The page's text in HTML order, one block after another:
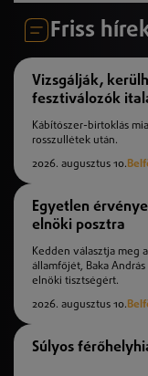
Friss
Vizsgálják,
fesztiválozók
Kábítószer-birtoklás
rosszullétek után.
2026. augusztus 10.
Egyetlen
elnöki posztra
Kedden választja meg
államfőjét, Baka
elnöki tisztségért.
2026. augusztus 10.
Súlyos